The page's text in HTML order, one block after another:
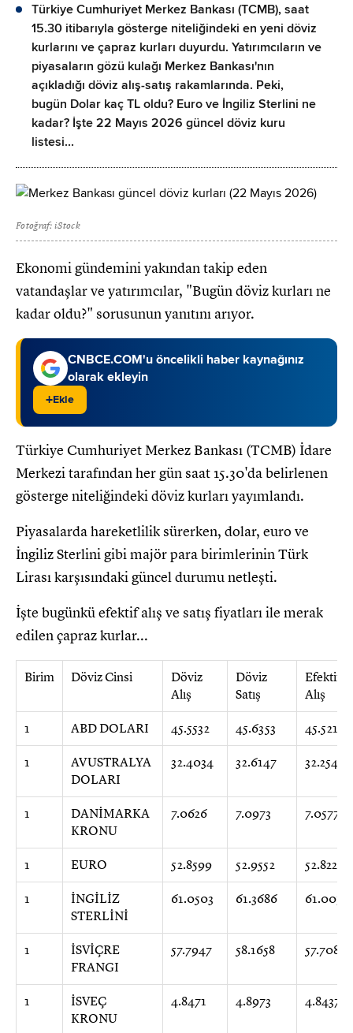
Türkiye Cumhuriyet Merkez Bankası (TCMB), saat
15.30 itibarıyla gösterge niteliğindeki en yeni döviz
kurlarını ve çapraz kurları duyurdu. Yatırımcıların ve
piyasaların gözü kulağı Merkez Bankası'nın
açıkladığı döviz alış-satış rakamlarında. Peki,
bugün Dolar kaç TL oldu? Euro ve İngiliz Sterlini ne
kadar? İşte 22 Mayıs 2026 güncel döviz kuru
listesi...
Fotoğraf: iStock
Ekonomi gündemini yakından takip eden
vatandaşlar ve yatırımcılar, "Bugün döviz kurları ne
kadar oldu?" sorusunun yanıtını arıyor.
CNBCE.COM'u öncelikli haber kaynağınız
olarak ekleyin
+Ekle
Türkiye Cumhuriyet Merkez Bankası (TCMB) İdare
Merkezi tarafından her gün saat 15.30'da belirlenen
gösterge niteliğindeki döviz kurları yayımlandı.
Piyasalarda hareketlilik sürerken, dolar, euro ve
İngiliz Sterlini gibi majör para birimlerinin Türk
Lirası karşısındaki güncel durumu netleşti.
İşte bugünkü efektif alış ve satış fiyatları ile merak
edilen çapraz kurlar...
Birim Döviz Cinsi
Döviz
Alış
Döviz
Satış
Efektif
Alış
1 ABD DOLARI 45.5532 45.6353 45.5213
1
AVUSTRALYA
DOLARI
32.4034 32.6147 32.2544
1
DANİMARKA
KRONU
7.0626 7.0973 7.0577
1 EURO 52.8599 52.9552 52.8229
1
İNGİLİZ
STERLİNİ
61.0503 61.3686 61.0076
1
İSVİÇRE
FRANGI
57.7947 58.1658 57.7080
1
İSVEÇ
KRONU
4.8471 4.8973 4.8437